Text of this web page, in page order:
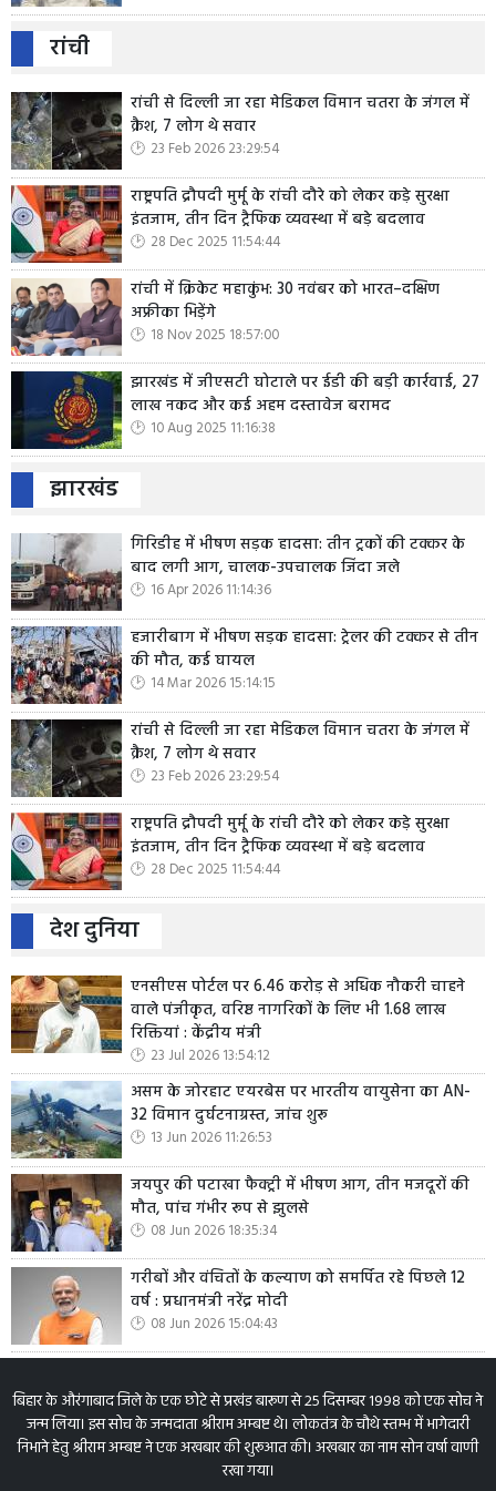
रांची
रांची से दिल्ली जा रहा मेडिकल विमान चतरा के जंगल में
क्रैश, 7 लोग थे सवार
23 Feb 2026 23:29:54
राष्ट्रपति द्रौपदी मुर्मू के रांची दौरे को लेकर कड़े सुरक्षा
इंतजाम, तीन दिन ट्रैफिक व्यवस्था में बड़े बदलाव
28 Dec 2025 11:54:44
रांची में क्रिकेट महाकुंभ: 30 नवंबर को भारत–दक्षिण
अफ्रीका भिड़ेंगे
18 Nov 2025 18:57:00
झारखंड में जीएसटी घोटाले पर ईडी की बड़ी कार्रवाई, 27
लाख नकद और कई अहम दस्तावेज बरामद
10 Aug 2025 11:16:38
झारखंड
गिरिडीह में भीषण सड़क हादसा: तीन ट्रकों की टक्कर के
बाद लगी आग, चालक-उपचालक जिंदा जले
16 Apr 2026 11:14:36
हजारीबाग में भीषण सड़क हादसा: ट्रेलर की टक्कर से तीन
की मौत, कई घायल
14 Mar 2026 15:14:15
रांची से दिल्ली जा रहा मेडिकल विमान चतरा के जंगल में
क्रैश, 7 लोग थे सवार
23 Feb 2026 23:29:54
राष्ट्रपति द्रौपदी मुर्मू के रांची दौरे को लेकर कड़े सुरक्षा
इंतजाम, तीन दिन ट्रैफिक व्यवस्था में बड़े बदलाव
28 Dec 2025 11:54:44
देश दुनिया
एनसीएस पोर्टल पर 6.46 करोड़ से अधिक नौकरी चाहने
वाले पंजीकृत, वरिष्ठ नागरिकों के लिए भी 1.68 लाख
रिक्तियां : केंद्रीय मंत्री
23 Jul 2026 13:54:12
असम के जोरहाट एयरबेस पर भारतीय वायुसेना का AN-
32 विमान दुर्घटनाग्रस्त, जांच शुरू
13 Jun 2026 11:26:53
जयपुर की पटाखा फैक्ट्री में भीषण आग, तीन मजदूरों की
मौत, पांच गंभीर रूप से झुलसे
08 Jun 2026 18:35:34
गरीबों और वंचितों के कल्याण को समर्पित रहे पिछले 12
वर्ष : प्रधानमंत्री नरेंद्र मोदी
08 Jun 2026 15:04:43
बिहार के औरंगाबाद जिले के एक छोटे से प्रखंड बारूण से 25 दिसम्बर 1998 को एक सोच ने
जन्म लिया। इस सोच के जन्मदाता श्रीराम अम्बष्ट थे। लोकतंत्र के चौथे स्तम्भ में भागेदारी
निभाने हेतु श्रीराम अम्बष्ट ने एक अखबार की शुरूआत की। अखबार का नाम सोन वर्षा वाणी
रखा गया।